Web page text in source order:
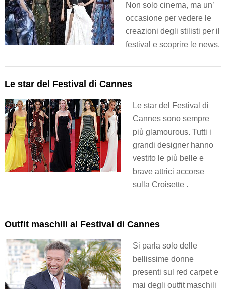
Non solo cinema, ma un’
occasione per vedere le
creazioni degli stilisti per il
festival e scoprire le news.
Le star del Festival di Cannes
Le star del Festival di
Cannes sono sempre
più glamourous. Tutti i
grandi designer hanno
vestito le più belle e
brave attrici accorse
sulla Croisette .
Outfit maschili al Festival di Cannes
Si parla solo delle
bellissime donne
presenti sul red carpet e
mai degli outfit maschili